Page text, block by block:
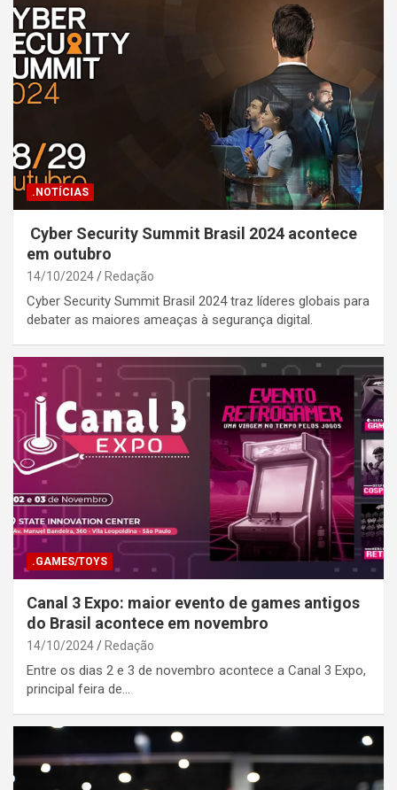
.NOTÍCIAS
Cyber Security Summit Brasil 2024 acontece
em outubro
14/10/2024 Redação
Cyber Security Summit Brasil 2024 traz líderes globais para
debater as maiores ameaças à segurança digital.
.GAMES/TOYS
Canal 3 Expo: maior evento de games antigos
do Brasil acontece em novembro
14/10/2024 Redação
Entre os dias 2 e 3 de novembro acontece a Canal 3 Expo,
principal feira de…